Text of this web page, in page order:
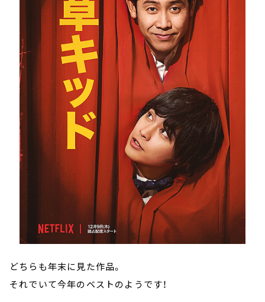
どちらも年末に見た作品。
それでいて今年のベストのようです！